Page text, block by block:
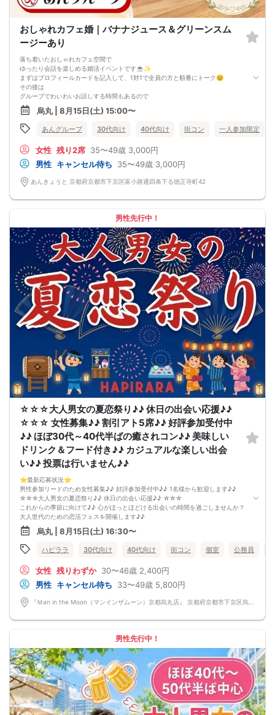
おしゃれカフェ婚｜バナナジュース＆グリーンスム
ージーあり
落ち着いたおしゃれカフェ空間で
ゆったり会話を楽しめる婚活イベントです☕✨
まずはプロフィールカードを記入して、1対1で全員の方と順番にトーク😊
その後は
グループでわいわいお話しする時間もあるので
自然な雰囲気の中で交流を深めていただけます🌿
ドリンクは1杯付き🥤💕
コーヒー・紅茶などのカフェドリンクもお選びいただけます😊
中でも
「あんきょうと」おすすめの人気ドリンクです🍌🥬✨
ガヤガヤした大型パーティーが苦手な方や
ちゃんと一人ひとりと話したい方にもおすすめ✨
“恋活”にも“真剣な出会い”にも繋がる、
あたたかい時間を一緒に過ごしましょう☕💕
烏丸 | 8月15日(土) 15:00〜
あんグループ 30代向け 40代向け 街コン 一人参加限定
女性 残り2席 35〜49歳 3,000円
男性 キャンセル待ち 35〜49歳 3,000円
あんきょうと 京都府京都市下京区富小路通四条下る徳正寺町42
男性先行中！
☆☆☆大人男女の夏恋祭り♪♪ 休日の出会い応援♪♪
☆☆☆ 女性募集♪♪ 割引アト5席♪♪ 好評参加受付中
♪♪ ほぼ30代～40代半ばの癒されコン♪♪ 美味しい
ドリンク＆フード付き♪♪ カジュアルな楽しい出会
い♪♪ 投票は行いません♪♪
⭐️最新応募状況⭐️
男性参加リードのため女性募集♪♪ 好評参加受付中♪♪ 1名様から歓迎します♪♪
☆☆☆大人男女の夏恋祭り♪♪ 休日の出会い応援♪♪ ☆☆☆
これからの季節に向けて♪♪ 心がほっとほどける出会いの時間を過ごしませんか？
大人世代のための恋活フェスを開催します♪♪
参加者はほぼ30代〜40代半ばの方が中心♪♪
年齢が近いからこそ、会話が弾みやすく、共感できるポイントもたくさん♪♪
「気を使わず自然体で話せる出会いがほしい」という方にぴったりのイベントで
す。
美味しいドリンクやフードを片手に、リラックスしながら交流できるのが魅力♪♪
初参加の方でも安心して馴染める、カジュアルで優しい雰囲気です。
「まずはお友達から仲良くなりたい♪」
「気になる人とカフェや納涼デートに行ってみたい♪」
そんな想いにぴったりの コンパ風のライトな恋活イベント です。
そろそろ・・・前向きなご縁を見つけるきっかけを♡
ゆったり着席スタイル♪♪
美味しいドリンクをサービス♡（ソフトドリンク・ノンアルカクテル・カクテ
ル・ビール等♪♪）
連絡先交換自由♪♪ 次に繋がりやすい♪♪
【お支払い方法】
当日現金払い♪
楽々♪クレジット払い♪
烏丸 | 8月15日(土) 16:30〜
ハピララ 30代向け 40代向け 街コン 個室 公務員
女性 残りわずか 30〜46歳 2,400円
男性 キャンセル待ち 33〜49歳 5,800円
男性先行中！